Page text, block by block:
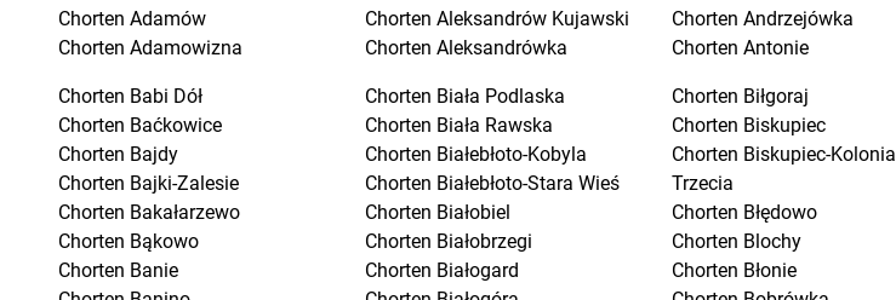
Chorten Adamów
Chorten Adamowizna
Chorten Aleksandrów Kujawski
Chorten Aleksandrówka
Chorten Andrzejówka
Chorten Antonie
Chorten Babi Dół
Chorten Baćkowice
Chorten Bajdy
Chorten Bajki-Zalesie
Chorten Bakałarzewo
Chorten Bąkowo
Chorten Banie
Chorten Biała Podlaska
Chorten Biała Rawska
Chorten Białebłoto-Kobyla
Chorten Białebłoto-Stara Wieś
Chorten Białobiel
Chorten Białobrzegi
Chorten Białogard
Chorten Biłgoraj
Chorten Biskupiec
Chorten Biskupiec-Kolonia
Trzecia
Chorten Błędowo
Chorten Blochy
Chorten Błonie